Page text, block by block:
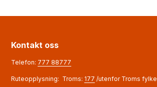
Kontakt oss
Telefon: 777 88777
Ruteopplysning: Troms: 177 /utenfor Troms fylke